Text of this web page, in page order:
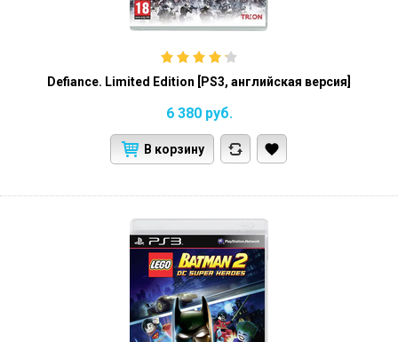
Defiance. Limited Edition [PS3, английская версия]
6 380 руб.
В корзину